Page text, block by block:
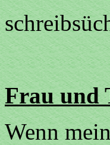
Frau und
Wenn